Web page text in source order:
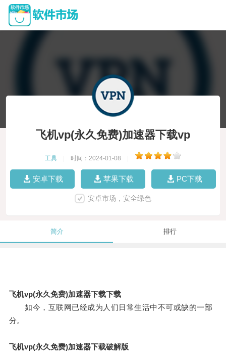
飞机vp(永久免费)加速器下载vp
工具 时间：2024-01-08
安卓下载 苹果下载 PC下载
安卓市场，安全绿色
简介 排行
飞机vp(永久免费)加速器下载下载
如今，互联网已经成为人们日常生活中不可或缺的一部
分。
飞机vp(永久免费)加速器下载破解版